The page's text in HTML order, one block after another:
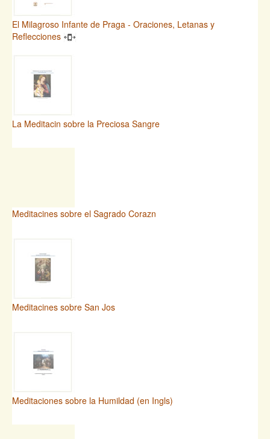
El Milagroso Infante de Praga - Oraciones, Letanas y
Reflecciones
La Meditacin sobre la Preciosa Sangre
Meditacines sobre el Sagrado Corazn
Meditacines sobre San Jos
Meditaciones sobre la Humildad (en Ingls)